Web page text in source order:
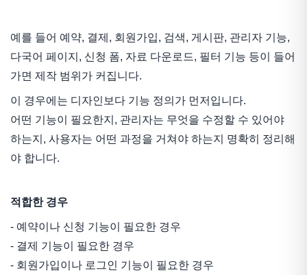
예를 들어 예약, 결제, 회원가입, 검색, 게시판, 관리자 기능,
다국어 페이지, 신청 폼, 자료 다운로드, 필터 기능 등이 들어
가면 제작 범위가 커집니다.
이 경우에는 디자인보다 기능 정의가 먼저입니다.
어떤 기능이 필요한지, 관리자는 무엇을 수정할 수 있어야
하는지, 사용자는 어떤 과정을 거쳐야 하는지 명확히 정리해
야 합니다.
적합한 경우
- 예약이나 신청 기능이 필요한 경우
- 결제 기능이 필요한 경우
- 회원가입이나 로그인 기능이 필요한 경우